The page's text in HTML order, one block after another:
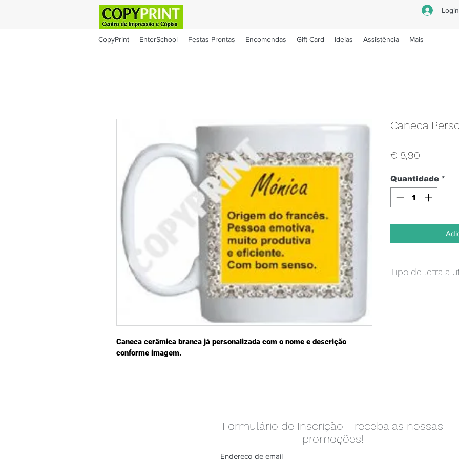
Login
CopyPrint EnterSchool Festas Prontas Encomendas Gift Card Ideias Assistência Mais
Caneca cerâmica branca já personalizada com o nome e descrição
conforme imagem.
Caneca
€ 8,90
Quantidade *
Tipo de letra
Formulário de Inscrição - receba as nossas
promoções!